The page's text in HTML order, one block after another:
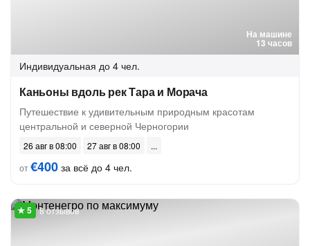
На машине
13 часов
Индивидуальная до 4 чел.
Каньоны вдоль рек Тара и Морача
Путешествие к удивительным природным красотам
центральной и северной Черногории
26 авг в 08:00
27 авг в 08:00
от€400 за всё до 4 чел.
8 отзывов